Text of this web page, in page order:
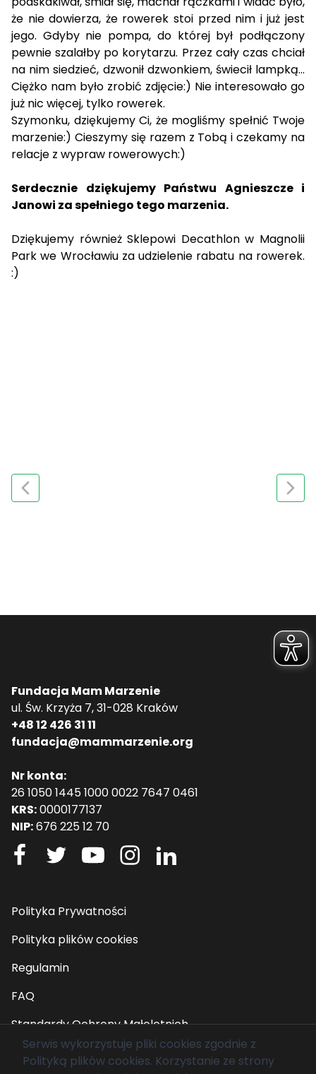
że nie dowierza, że rowerek stoi przed nim i już jest
jego. Gdyby nie pompa, do której był podłączony
pewnie szalałby po korytarzu. Przez cały czas chciał
na nim siedzieć, dzwonił dzwonkiem, świecił lampką…
Ciężko nam było zrobić zdjęcie:) Nie interesowało go
już nic więcej, tylko rowerek.
Szymonku, dziękujemy Ci, że mogliśmy spełnić Twoje
marzenie:) Cieszymy się razem z Tobą i czekamy na
relacje z wypraw rowerowych:)
Serdecznie dziękujemy Państwu Agnieszcze i
Janowi za spełniego tego marzenia.
Dziękujemy równieżSklepowi Decathlonw Magnolii
Park we Wrocławiu za udzielenie rabatu na rowerek.
:)
Fundacja Mam Marzenie
ul. Św. Krzyża 7, 31-028 Kraków
+48 12 426 31 11
fundacja@mammarzenie.org
Nr konta:
26 1050 1445 1000 0022 7647 0461
KRS:0000177137
NIP:676 225 12 70
Polityka Prywatności
Polityka plików cookies
Regulamin
FAQ
Standardy Ochrony Małoletnich
© 2026 Fundacja Mam Marzenie. Wszelkie prawa
Serwis wykorzystuje pliki cookies zgodnie z
Polityką plików cookies. Korzystanie ze strony